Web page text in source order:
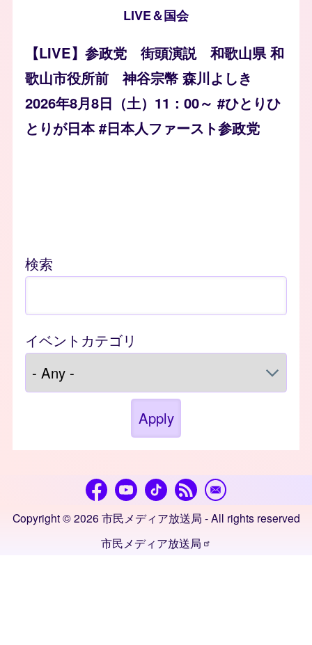
LIVE＆国会
【LIVE】参政党 街頭演説 和歌山県 和
歌山市役所前 神谷宗幣 森川よしき
2026年8月8日（土）11：00～ #ひとりひ
とりが日本 #日本人ファースト参政党
検索
イベントカテゴリ
Copyright © 2026 市民メディア放送局 - All rights reserved
市民メディア放送局